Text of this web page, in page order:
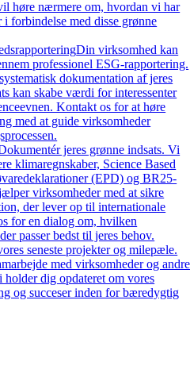
høre nærmere om, hvordan vi har
forbindelse med disse grønne
Din virksomhed kan
professionel ESG-rapportering.
dokumentation af jeres
kan skabe værdi for interessenter
Kontakt os for at høre
med at guide virksomheder
jeres grønne indsats. Vi
klimaregnskaber, Science Based
(EPD) og BR25-
virksomheder med at sikre
der lever op til internationale
for en dialog om, hvilken
passer bedst til jeres behov.
seneste projekter og milepæle.
med virksomheder og andre
dig opdateret om vores
og succeser inden for bæredygtig